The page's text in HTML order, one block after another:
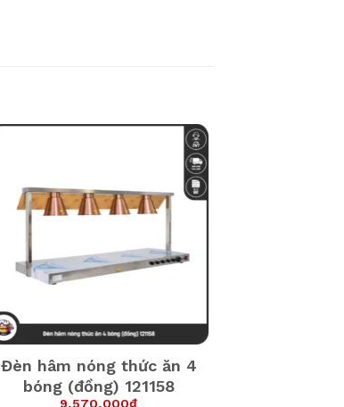
Đèn hâm nóng thức ăn 4
bóng (đồng) 121158
9,570,000₫